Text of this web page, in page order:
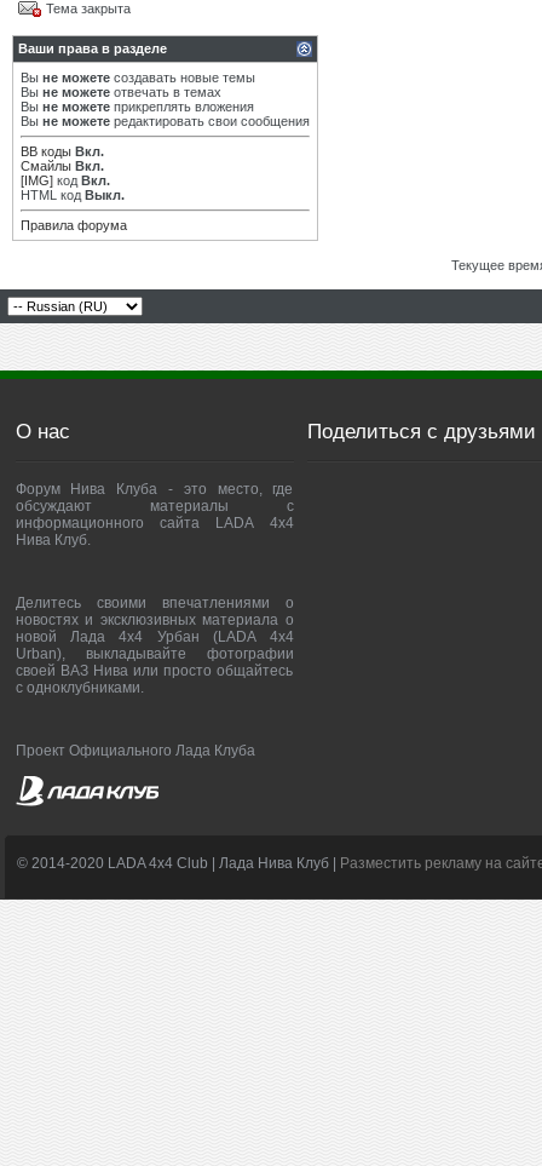
Тема закрыта
Ваши права в разделе
Вы не можете создавать новые темы
Вы не можете отвечать в темах
Вы не можете прикреплять вложения
Вы не можете редактировать свои сообщения
BB коды Вкл.
Смайлы Вкл.
[IMG] код Вкл.
HTML код Выкл.
Правила форума
Текущее
О нас
Форум Нива Клуба - это место, где
обсуждают материалы с
информационного сайта LADA 4x4
Нива Клуб.
Делитесь своими впечатлениями о
новостях и эксклюзивных материала о
новой Лада 4х4 Урбан (LADA 4x4
Urban), выкладывайте фотографии
своей ВАЗ Нива или просто общайтесь
с одноклубниками.
Проект Официального Лада Клуба
Поделиться с друзьями
© 2014-2020 LADA 4x4 Club | Лада Нива Клуб | Разместить рекламу на